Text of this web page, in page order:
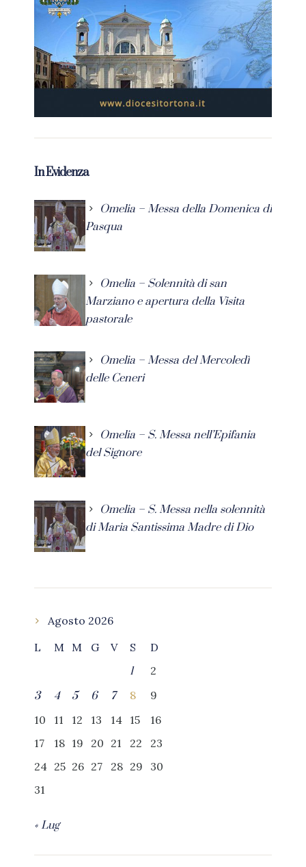
In Evidenza
Omelia – Messa della Domenica di
Pasqua
Omelia – Solennità di san
Marziano e apertura della Visita
pastorale
Omelia – Messa del Mercoledì
delle Ceneri
Omelia – S. Messa nell’Epifania
del Signore
Omelia – S. Messa nella solennità
di Maria Santissima Madre di Dio
Agosto 2026
L
M M G V S
D
1
2
3
4 5 6 7 8
9
10
11 12 13 14 15
16
17
18 19 20 21 22
23
24 25 26 27 28 29
30
31
« Lug